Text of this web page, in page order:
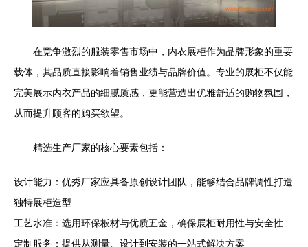
在竞争激烈的服装零售市场中，内衣展柜作为品牌形象的重要
载体，其品质直接影响着销售业绩与品牌价值。专业的展柜不仅能
完美展示内衣产品的细腻质感，更能营造出优雅舒适的购物氛围，
从而提升顾客的购买欲望。
精选生产厂家的核心要素包括：
设计能力：优秀厂家应具备原创设计团队，能够结合品牌调性打造
独特展柜造型
工艺水准：选用环保板材与优质五金，确保展柜耐用性与安全性
定制服务：提供从测量、设计到安装的一站式解决方案